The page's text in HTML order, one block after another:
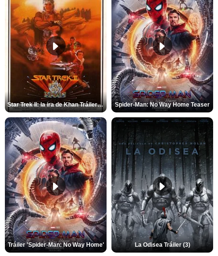
Star Trek II: la ira de Khan Tráiler VO Spider-Man: No Way Home Teaser
Tráiler 'Spider-Man: No Way Home' La Odisea Tráiler (3)